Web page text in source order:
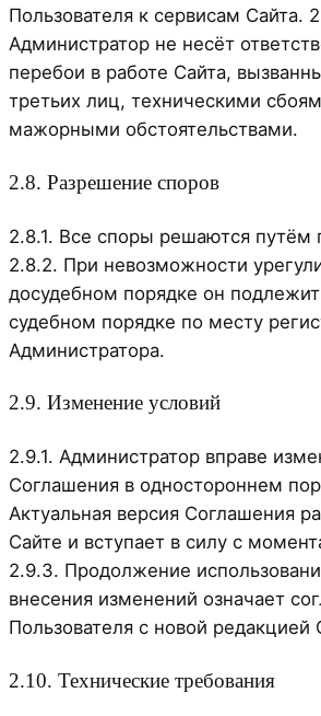
Пользователя к сервисам Сайта.
Администратор не несёт
перебои в работе Сайта,
третьих лиц, техническими
мажорными обстоятельствами.
2.8. Разрешение споров
2.8.1. Все споры решаются путём
2.8.2. При невозможности
досудебном порядке он
судебном порядке по месту
Администратора.
2.9. Изменение условий
2.9.1. Администратор вправе
Соглашения в одностороннем
Актуальная версия Соглашения
Сайте и вступает в силу с
2.9.3. Продолжение
внесения изменений означает
Пользователя с новой редакцией
2.10. Технические требования